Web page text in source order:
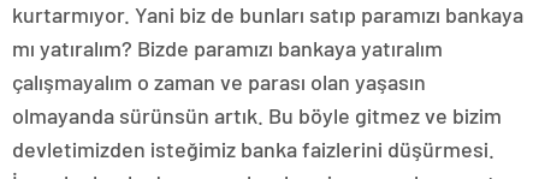
kurtarmıyor. Yani biz de bunları satıp paramızı bankaya
mı yatıralım? Bizde paramızı bankaya yatıralım
çalışmayalım o zaman ve parası olan yaşasın
olmayanda sürünsün artık. Bu böyle gitmez ve bizim
devletimizden isteğimiz banka faizlerini düşürmesi.